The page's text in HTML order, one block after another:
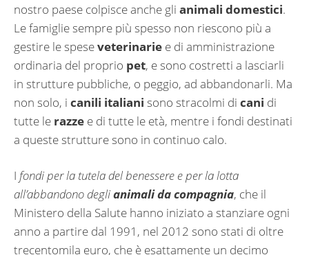
nostro paese colpisce anche gli animali domestici.
Le famiglie sempre più spesso non riescono più a
gestire le speseveterinarie e di amministrazione
ordinaria del proprio pet, e sono costretti a lasciarli
in strutture pubbliche, o peggio, ad abbandonarli. Ma
non solo, i canili italiani sono stracolmi di cani di
tutte le razze e di tutte le età, mentre i fondi destinati
a queste strutture sono in continuo calo.
I fondi per la tutela del benessere e per la lotta
all’abbandono deglianimali da compagnia, che il
Ministero della Salute hanno iniziato a stanziare ogni
anno a partire dal 1991, nel 2012 sono stati di oltre
trecentomila euro, che è esattamente un decimo